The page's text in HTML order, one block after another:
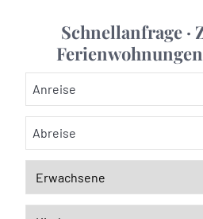
Schnellanfrage ·
Anreise
Abreise